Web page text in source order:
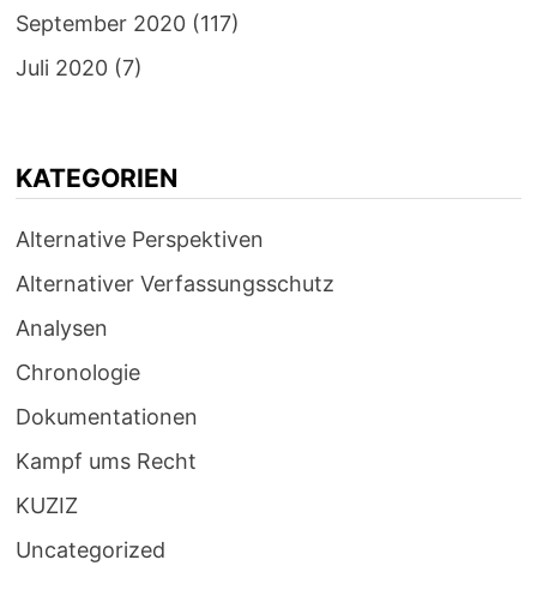
September 2020(117)
Juli 2020(7)
KATEGORIEN
Alternative Perspektiven
Alternativer Verfassungsschutz
Analysen
Chronologie
Dokumentationen
Kampf ums Recht
KUZIZ
Uncategorized